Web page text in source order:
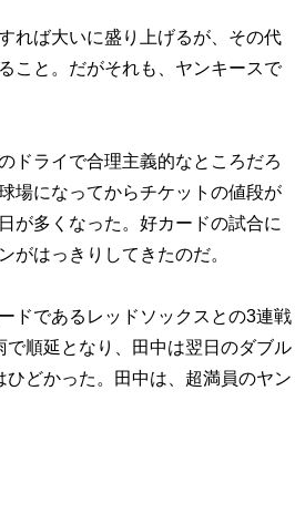
れば大いに盛り上げるが、その代
こと。だがそれも、ヤンキースで
ドライで合理主義的なところだろ
場になってからチケットの値段が
が多くなった。好カードの試合に
がはっきりしてきたのだ。
ドであるレッドソックスとの3連戦
順延となり、田中は翌日のダブル
どかった。田中は、超満員のヤン